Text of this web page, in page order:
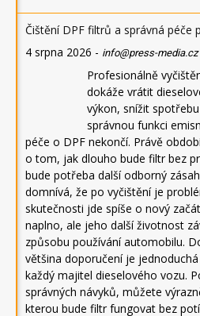
Čištění DPF filtrů a správná péče
4 srpna 2026 - info@press-media.cz
Profesionálně
dokáže vrátit
výkon, snížit
správnou funkci
péče o DPF nekončí. Právě
o tom, jak dlouho bude filtr bez
bude potřeba další odborný
domnívá, že po vyčištění je
skutečnosti jde spíše o nový
naplno, ale jeho další životnost
způsobu používání automobilu.
většina doporučení je
každý majitel dieselového vozu.
správných návyků, můžete
kterou bude filtr fungovat bez